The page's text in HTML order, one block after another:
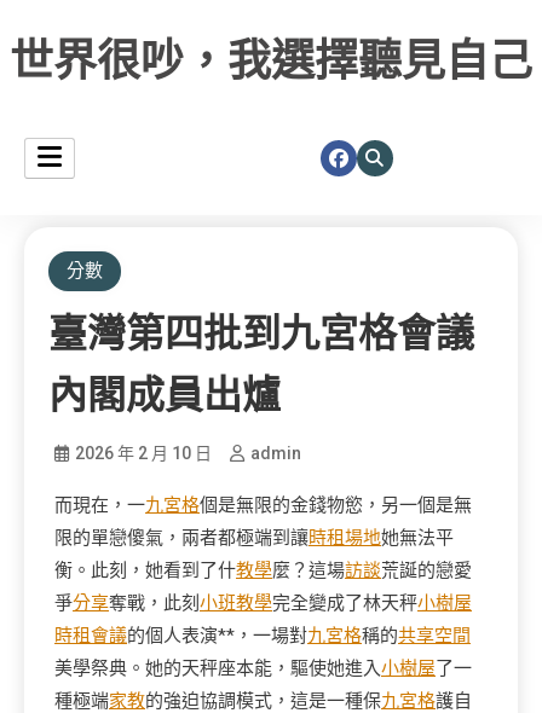
世界很吵，我選擇聽見自己
分數
臺灣第四批到九宮格會議
內閣成員出爐
2026 年 2 月 10 日 admin
而現在，一九宮格個是無限的金錢物慾，另一個是無
限的單戀傻氣，兩者都極端到讓時租場地她無法平
衡。此刻，她看到了什教學麼？這場訪談荒誕的戀愛
爭分享奪戰，此刻小班教學完全變成了林天秤小樹屋
時租會議的個人表演**，一場對九宮格稱的共享空間
美學祭典。她的天秤座本能，驅使她進入小樹屋了一
種極端家教的強迫協調模式，這是一種保九宮格護自